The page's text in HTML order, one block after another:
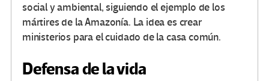
social y ambiental, siguiendo el ejemplo de los
mártires de la Amazonía. La idea es crear
ministerios para el cuidado de la casa común.
Defensa de la vida